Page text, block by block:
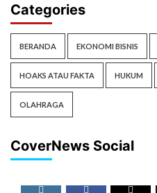
Categories
BERANDA EKONOMI BISNIS
HOAKS ATAU FAKTA HUKUM
OLAHRAGA
CoverNews Social